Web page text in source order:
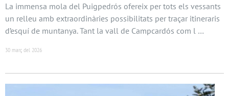
La immensa mola del Puigpedrós ofereix per tots els vessants
un relleu amb extraordinàries possibilitats per traçar itineraris
d’esquí de muntanya. Tant la vall de Campcardós com l …
30 març del 2026